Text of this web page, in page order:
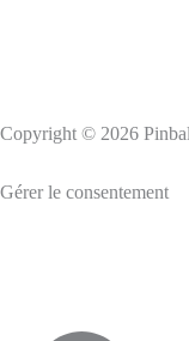
Copyright © 2026
Gérer le consentement